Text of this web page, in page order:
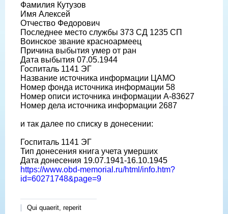
Фамилия Кутузов
Имя Алексей
Отчество Федорович
Последнее место службы 373 СД 1235 СП
Воинское звание красноармеец
Причина выбытия умер от ран
Дата выбытия 07.05.1944
Госпиталь 1141 ЭГ
Название источника информации ЦАМО
Номер фонда источника информации 58
Номер описи источника информации А-83627
Номер дела источника информации 2687
и так далее по списку в донесении:
Госпиталь 1141 ЭГ
Тип донесения книга учета умерших
Дата донесения 19.07.1941-16.10.1945
https://www.obd-memorial.ru/html/info.htm?
id=60271748&page=9
Qui quaerit, reperit